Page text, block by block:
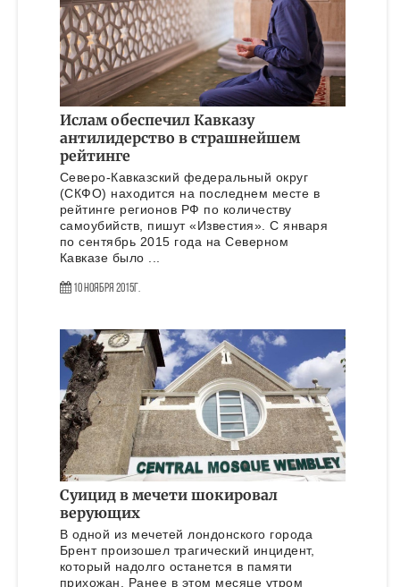
Ислам обеспечил Кавказу
антилидерство в страшнейшем
рейтинге
Северо-Кавказский федеральный округ
(СКФО) находится на последнем месте в
рейтинге регионов РФ по количеству
самоубийств, пишут «Известия». С января
по сентябрь 2015 года на Северном
Кавказе было ...
10 Ноября 2015г.
Суицид в мечети шокировал
верующих
В одной из мечетей лондонского города
Брент произошел трагический инцидент,
который надолго останется в памяти
прихожан. Ранее в этом месяце утром